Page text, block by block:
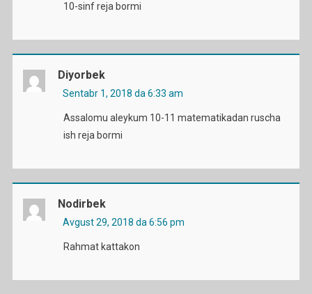
10-sinf reja bormi
Diyorbek
Sentabr 1, 2018 da 6:33 am
Assalomu aleykum 10-11 matematikadan ruscha
ish reja bormi
Nodirbek
Avgust 29, 2018 da 6:56 pm
Rahmat kattakon